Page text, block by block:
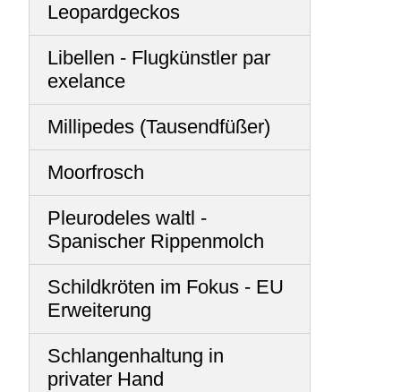
Leopardgeckos
Libellen - Flugkünstler par
exelance
Millipedes (Tausendfüßer)
Moorfrosch
Pleurodeles waltl -
Spanischer Rippenmolch
Schildkröten im Fokus - EU
Erweiterung
Schlangenhaltung in
privater Hand